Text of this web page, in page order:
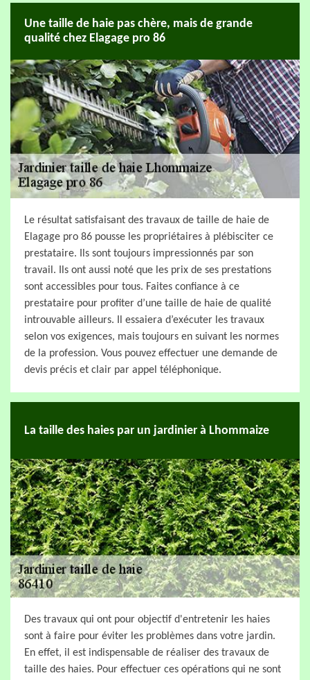
Une taille de haie pas chère, mais de grande
qualité chez Elagage pro 86
Le résultat satisfaisant des travaux de taille de haie de
Elagage pro 86 pousse les propriétaires à plébisciter ce
prestataire. Ils sont toujours impressionnés par son
travail. Ils ont aussi noté que les prix de ses prestations
sont accessibles pour tous. Faites confiance à ce
prestataire pour profiter d’une taille de haie de qualité
introuvable ailleurs. Il essaiera d’exécuter les travaux
selon vos exigences, mais toujours en suivant les normes
de la profession. Vous pouvez effectuer une demande de
devis précis et clair par appel téléphonique.
La taille des haies par un jardinier à Lhommaize
Des travaux qui ont pour objectif d'entretenir les haies
sont à faire pour éviter les problèmes dans votre jardin.
En effet, il est indispensable de réaliser des travaux de
taille des haies. Pour effectuer ces opérations qui ne sont